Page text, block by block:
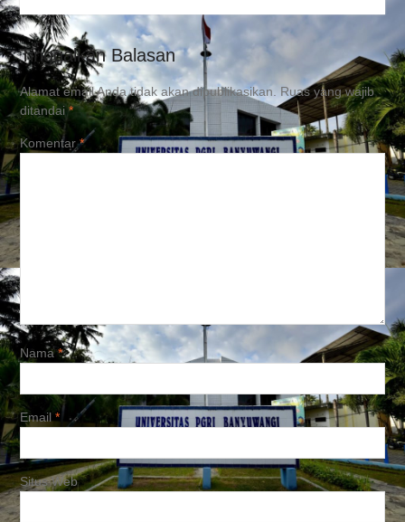
Tinggalkan Balasan
Alamat email Anda tidak akan dipublikasikan.
Ruas yang wajib
ditandai *
Komentar*
Nama*
Email *
Situs Web